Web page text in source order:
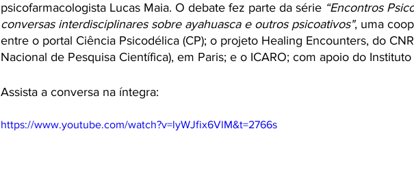
psicofarmacologista Lucas Maia. O debate fez parte da série “Encontros
conversas interdisciplinares sobre ayahuasca e outros psicoativos", uma
entre o portal Ciência Psicodélica (CP); o projeto Healing Encounters, do
Nacional de Pesquisa Científica), em Paris; e o ICARO; com apoio do Instituto
Assista a conversa na íntegra:
https://www.youtube.com/watch?v=lyWJfix6VlM&t=2766s